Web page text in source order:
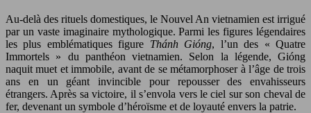
Au-delà des rituels domestiques, le Nouvel An vietnamien est irrigué
par un vaste imaginaire mythologique. Parmi les figures légendaires
les plus emblématiques figure Thánh Gióng, l’un des « Quatre
Immortels » du panthéon vietnamien. Selon la légende, Gióng
naquit muet et immobile, avant de se métamorphoser à l’âge de trois
ans en un géant invincible pour repousser des envahisseurs
étrangers. Après sa victoire, il s’envola vers le ciel sur son cheval de
fer, devenant un symbole d’héroïsme et de loyauté envers la patrie.